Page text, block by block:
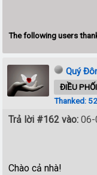
The following users
Quý
ĐIỀU
Thanked:
Trả lời #162 vào: 06-
Chào cả nhà!